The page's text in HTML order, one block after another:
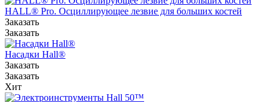
HALL® Pro. Осциллирующее лезвие для больших костей
Заказать
Заказать
Насадки Hall®
Заказать
Заказать
Хит